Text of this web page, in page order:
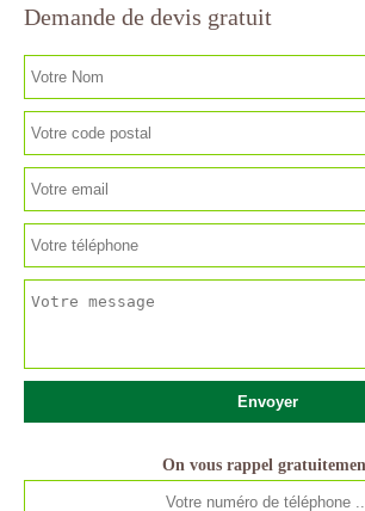
Demande de devis gratuit
On vous rappel